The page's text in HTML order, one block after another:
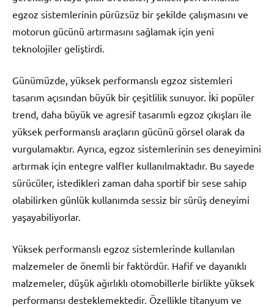
egzoz sistemlerinin pürüzsüz bir şekilde çalışmasını ve
motorun gücünü artırmasını sağlamak için yeni
teknolojiler geliştirdi.
Günümüzde, yüksek performanslı egzoz sistemleri
tasarım açısından büyük bir çeşitlilik sunuyor. İki popüler
trend, daha büyük ve agresif tasarımlı egzoz çıkışları ile
yüksek performanslı araçların gücünü görsel olarak da
vurgulamaktır. Ayrıca, egzoz sistemlerinin ses deneyimini
artırmak için entegre valfler kullanılmaktadır. Bu sayede
sürücüler, istedikleri zaman daha sportif bir sese sahip
olabilirken günlük kullanımda sessiz bir sürüş deneyimi
yaşayabiliyorlar.
Yüksek performanslı egzoz sistemlerinde kullanılan
malzemeler de önemli bir faktördür. Hafif ve dayanıklı
malzemeler, düşük ağırlıklı otomobillerle birlikte yüksek
performansı desteklemektedir. Özellikle titanyum ve